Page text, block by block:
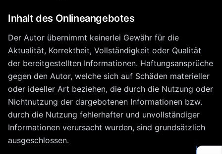
Inhalt des Onlineangebotes
Der Autor übernimmt keinerlei Gewähr für die
Aktualität, Korrektheit, Vollständigkeit oder Qualität
der bereitgestellten Informationen. Haftungsansprüche
gegen den Autor, welche sich auf Schäden materieller
oder ideeller Art beziehen, die durch die Nutzung oder
Nichtnutzung der dargebotenen Informationen bzw.
durch die Nutzung fehlerhafter und unvollständiger
Informationen verursacht wurden, sind grundsätzlich
ausgeschlossen.